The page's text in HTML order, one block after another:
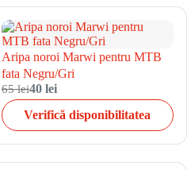
Aripa noroi Marwi pentru MTB
fata Negru/Gri
65 lei40 lei
Verifică disponibilitatea